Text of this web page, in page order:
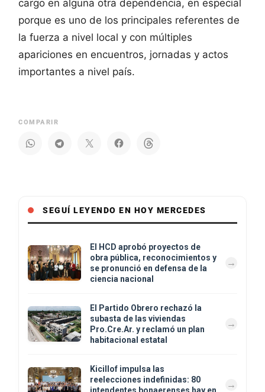
cargo en alguna otra dependencia, en especial
porque es uno de los principales referentes de
la fuerza a nivel local y con múltiples
apariciones en encuentros, jornadas y actos
importantes a nivel país.
COMPARIR
SEGUÍ LEYENDO EN HOY MERCEDES
El HCD aprobó proyectos de
obra pública, reconocimientos y
se pronunció en defensa de la
ciencia nacional
El Partido Obrero rechazó la
subasta de las viviendas
Pro.Cre.Ar. y reclamó un plan
habitacional estatal
Kicillof impulsa las
reelecciones indefinidas: 80
intendentes bonaerenses hay en